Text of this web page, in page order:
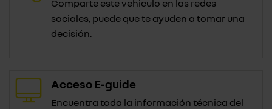
Comparte este vehiculo en las redes
sociales, puede que te ayuden a tomar una
decisión.
Acceso E-guide
Encuentra toda la información técnica del